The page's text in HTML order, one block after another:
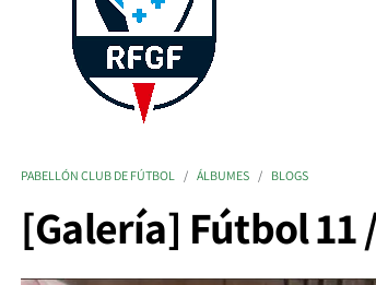
PABELLÓN CLUB DE FÚTBOL ÁLBUMES BLOGS
[Galería] Fútbol 11